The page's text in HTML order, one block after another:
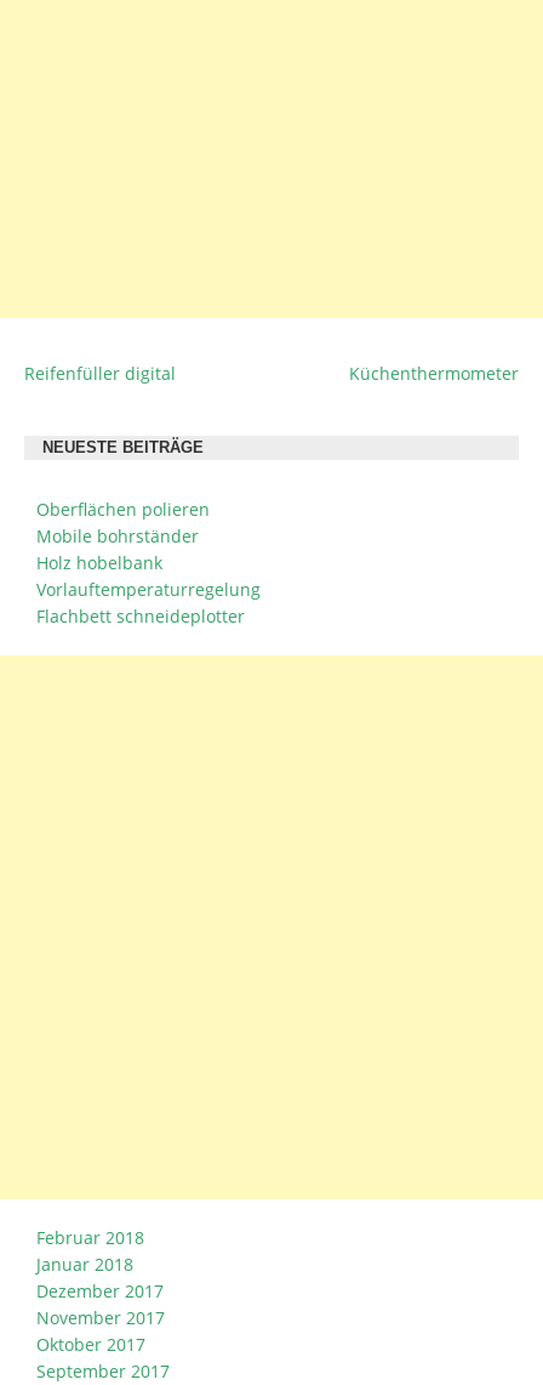
BEITRAGSNAVIGATION
Reifenfüller digital Küchenthermometer
NEUESTE BEITRÄGE
Oberflächen polieren
Mobile bohrständer
Holz hobelbank
Vorlauftemperaturregelung
Flachbett schneideplotter
Februar 2018
Januar 2018
Dezember 2017
November 2017
Oktober 2017
September 2017